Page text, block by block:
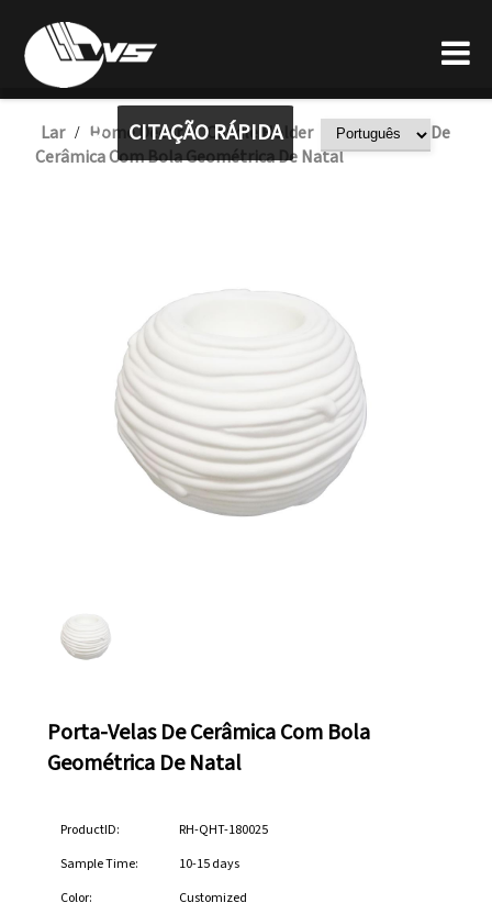
CITAÇÃO RÁPIDA
Lar / Home Decor / Candle Holder
Porta-Velas De
Cerâmica Com Bola Geométrica De Natal
Porta-Velas De Cerâmica Com Bola
Geométrica De Natal
ProductID:
RH-QHT-180025
Sample Time:
10-15 days
Color:
Customized